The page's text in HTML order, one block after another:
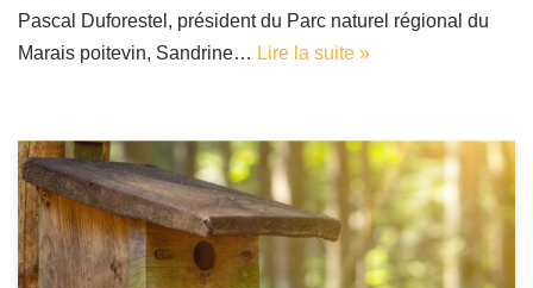
Pascal Duforestel, président du Parc naturel régional du
Marais poitevin, Sandrine… Lire la suite »